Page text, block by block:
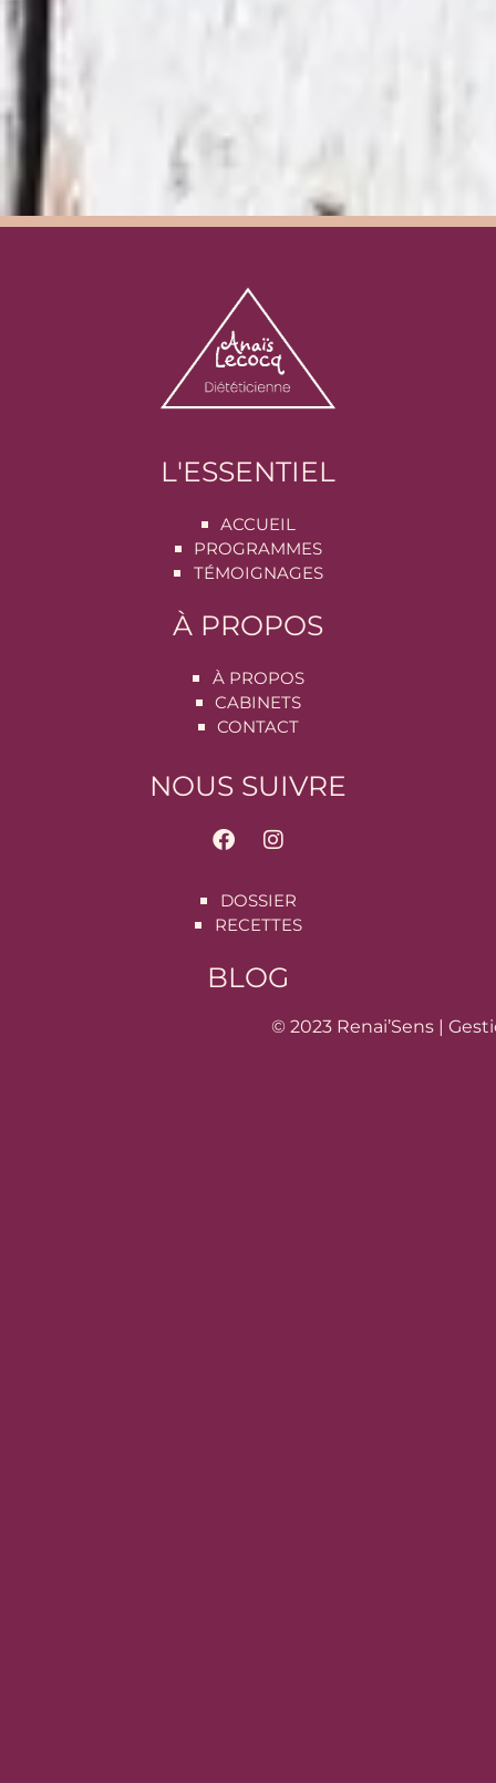
L'ESSENTIEL
ACCUEIL
PROGRAMMES
TÉMOIGNAGES
À PROPOS
À PROPOS
CABINETS
CONTACT
NOUS SUIVRE
DOSSIER
RECETTES
BLOG
© 2023 Renai’Sens |